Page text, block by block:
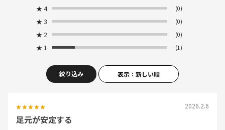
★ 4 (0)
★ 3 (0)
★ 2 (0)
★ 1 (1)
絞り込み 表示：新しい順
2026.2.6
足元が安定する